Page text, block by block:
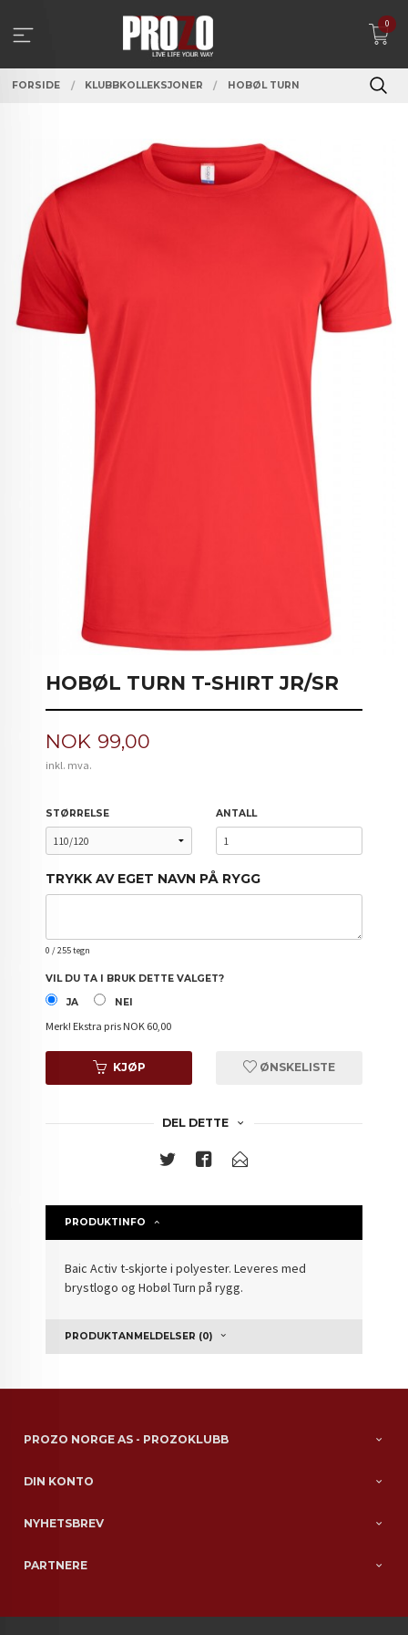
innholdet
0
FORSIDE KLUBBKOLLEKSJONER HOBØL TURN
HOBØL TURN T-SHIRT JR/SR
Pris
NOK 99,00
inkl. mva.
STØRRELSE ANTALL
TRYKK AV EGET NAVN PÅ RYGG
0 / 255 tegn
VIL DU TA I BRUK DETTE VALGET?
JA
NEI
Merk! Ekstra pris NOK 60,00
KJØP ØNSKELISTE
DEL DETTE
PRODUKTINFO
Baic Activ t-skjorte i polyester. Leveres med
brystlogo og Hobøl Turn på rygg.
PRODUKTANMELDELSER (0)
PROZO NORGE AS - PROZOKLUBB
DIN KONTO
NYHETSBREV
PARTNERE